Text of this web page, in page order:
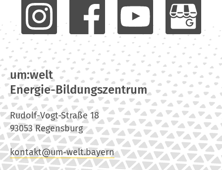
um:welt
Energie-Bildungszentrum
Rudolf-Vogt-Straße 18
93053 Regensburg
kontakt@um-welt.bayern